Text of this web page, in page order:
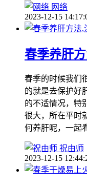
网络
2023-12-15
春季养肝
春季的时候我们
的就是去保护好
的不适情况，特
很大，所在平时
何养肝呢，一起
祝由师
2023-12-15